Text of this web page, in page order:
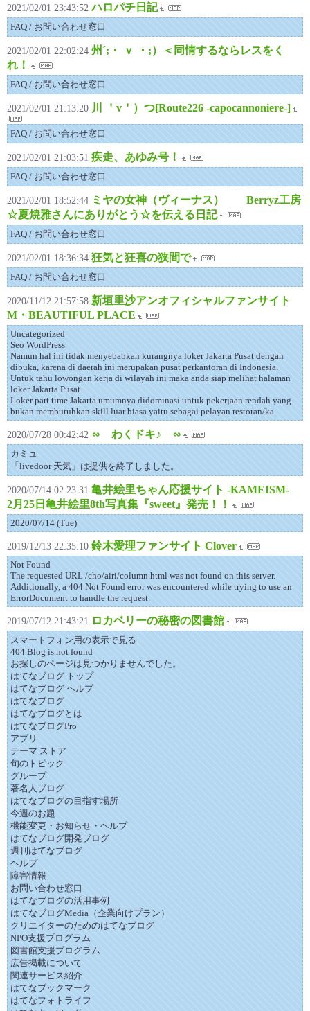
2021/02/01 23:43:52 ハロパチ日記
FAQ / お問い合わせ窓口
2021/02/01 22:02:24 州´;・ ｖ ・;）＜同情するならレスをく
れ！
FAQ / お問い合わせ窓口
2021/02/01 21:13:20 川 ＇v＇）つ[Route226 -capocannoniere-]
FAQ / お問い合わせ窓口
2021/02/01 21:03:51 疾走、あゆみ号！
FAQ / お問い合わせ窓口
2021/02/01 18:52:44 ミヤの女神（ヴィーナス） Berryz工房
☆夏焼雅さんにありがとう☆を伝える日記
FAQ / お問い合わせ窓口
2021/02/01 18:36:34 狂気と狂喜の狭間で
FAQ / お問い合わせ窓口
2020/11/12 21:57:58 新垣里沙アンオフィシャルファンサイト
M・BEAUTIFUL PLACE
Uncategorized
Seo WordPress
Namun hal ini tidak menyebabkan kurangnya loker Jakarta Pusat dengan
dibuka, karena di daerah ini merupakan pusat perkantoran di Indonesia.
Untuk tahu lowongan kerja di wilayah ini maka anda siap melihat halaman
loker Jakarta Pusat.
Loker part time Jakarta umumnya didominasi untuk pekerjaan rendah yang
bukan membutuhkan skill luar biasa yaitu sebagai pelayan restoran/ka
2020/07/28 00:42:42 ∽ わくドキ♪ ∽
カミュ
「livedoor 天気」は提供を終了しました。
2020/07/14 02:23:31 亀井絵里ちゃん応援サイト -KAMEISM-
2月25日亀井絵里8th写真集『sweet』発売！！
2020/07/14 (Tue)
2019/12/13 22:35:10 鈴木愛理ファンサイト Clover
Not Found
The requested URL /cho/airi/column.html was not found on this server.
Additionally, a 404 Not Found error was encountered while trying to use an
ErrorDocument to handle the request.
2019/07/12 21:43:21 ロカベリーの秘密の図書館
スマートフォン用の表示で見る
404 Blog is not found
お探しのページは見つかりませんでした。
はてなブログ トップ
はてなブログ ヘルプ
はてなブログ
はてなブログとは
はてなブログPro
アプリ
テーマ ストア
旬のトピック
グループ
著名人ブログ
はてなブログの目指す場所
今週のお題
機能変更・お知らせ・ヘルプ
はてなブログ開発ブログ
週刊はてなブログ
ヘルプ
障害情報
お問い合わせ窓口
はてなブログの活用事例
はてなブログMedia（企業向けプラン）
クリエイターのためのはてなブログ
NPO支援プログラム
図書館支援プログラム
広告掲載について
関連サービス紹介
はてなブックマーク
はてなフォトライフ